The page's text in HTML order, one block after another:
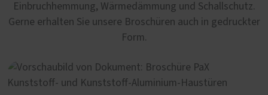
Einbruchhemmung, Wärmedämmung und Schallschutz.
Gerne erhalten Sie unsere Broschüren auch in gedruckter
Form.